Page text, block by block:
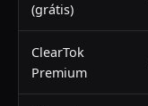
(grátis)
ClearTok
Premium